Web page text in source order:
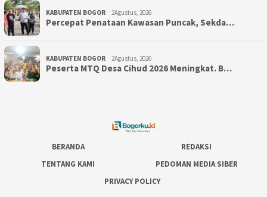
KABUPATEN BOGOR 2Agustus, 2026
‎Percepat Penataan Kawasan Puncak, Sekda…
KABUPATEN BOGOR 2Agustus, 2026
Peserta MTQ Desa Cihud 2026 Meningkat. B…
BERANDA
REDAKSI
TENTANG KAMI
PEDOMAN MEDIA SIBER
PRIVACY POLICY